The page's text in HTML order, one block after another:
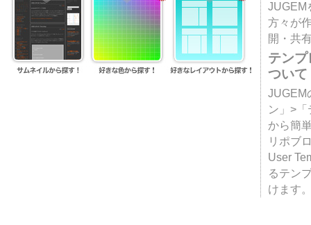
JUGEM
方々が
開・共
テン
ついて
JUGEM
ン」>
から簡
リポブ
User
るテン
けます